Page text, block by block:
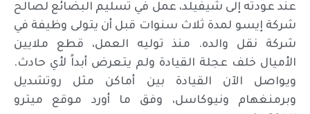
عند عودته إلى شيفيلد، عمل في تسليم البضائع لصالح
شركة إيسو لمدة ثلاث سنوات قبل أن يتولى وظيفة في
شركة نقل والده. منذ توليه العمل، قطع ملايين
الأميال خلف عجلة القيادة ولم يتعرض أبداً لأي حادث.
ويواصل الآن القيادة بين أماكن مثل روتشديل
وبرمنغهام ونيوكاسل، وفق ما أورد موقع ميترو